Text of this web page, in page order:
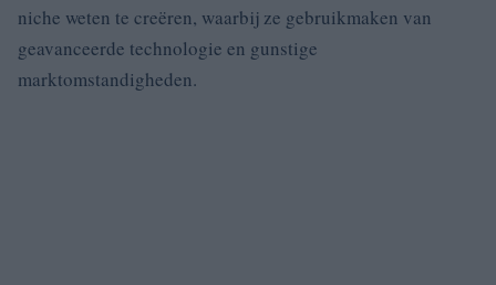
niche weten te creëren, waarbij ze gebruikmaken van
geavanceerde technologie en gunstige
marktomstandigheden.